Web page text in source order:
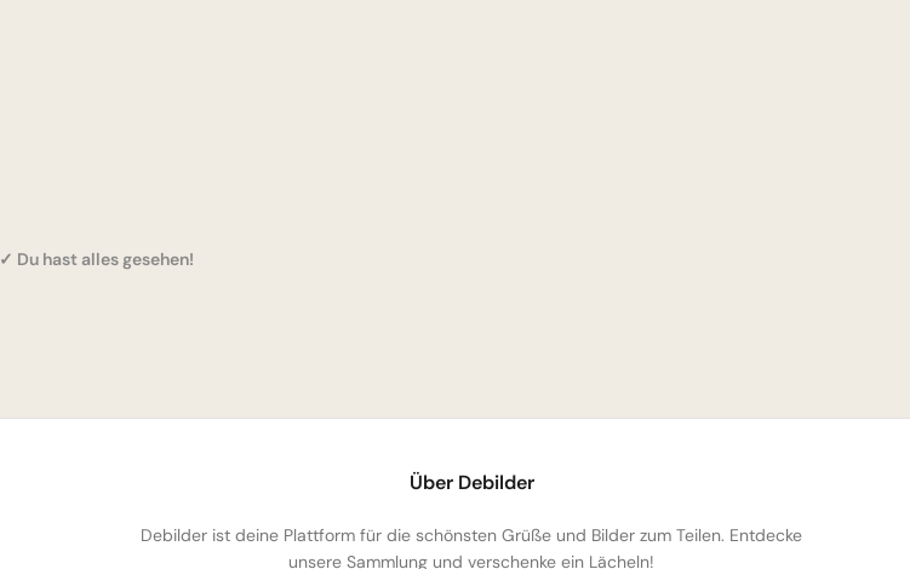
✓ Du hast alles gesehen!
Über Debilder
Debilder ist deine Plattform für die schönsten Grüße und Bilder zum Teilen. Entdecke
unsere Sammlung und verschenke ein Lächeln!